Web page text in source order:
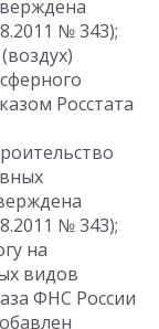
№ 343);
Росстата
№ 343);
на
видов
ФНС России